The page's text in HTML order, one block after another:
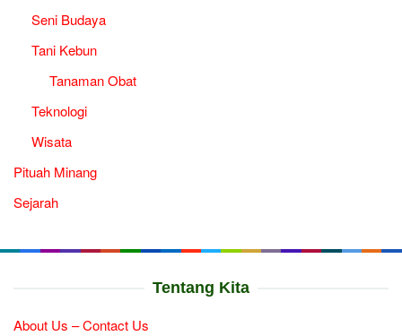
Seni Budaya
Tani Kebun
Tanaman Obat
Teknologi
Wisata
Pituah Minang
Sejarah
Tentang Kita
About Us – Contact Us